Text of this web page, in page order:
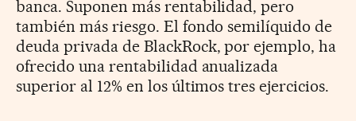
banca. Suponen más rentabilidad, pero
también más riesgo. El fondo semilíquido de
deuda privada de BlackRock, por ejemplo, ha
ofrecido una rentabilidad anualizada
superior al 12% en los últimos tres ejercicios.